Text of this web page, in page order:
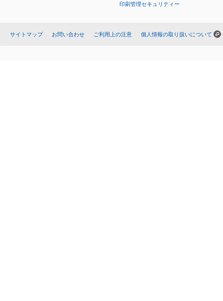
印刷管理セキュリティー
サイトマップ お問い合わせ ご利用上の注意 個人情報の取り扱いについて